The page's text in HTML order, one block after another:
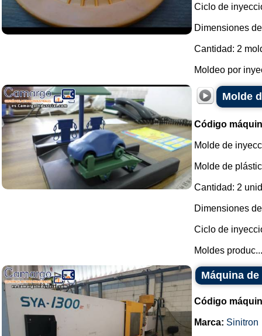
Ciclo de
Dimensiones
Cantidad: 2
Moldeo por
Molde
Código
Molde de
Molde de
Cantidad: 2
Dimensiones
Ciclo de
Moldes produc...
Máquina
Código
Marca: Sinitron